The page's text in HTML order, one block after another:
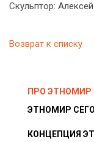
Скульптор:
Возврат к списку
ПРО ЭТНОМИР
ЭТНОМИР
КОНЦЕПЦИЯ